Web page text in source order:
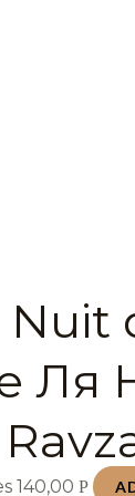
Ля
140,00Р